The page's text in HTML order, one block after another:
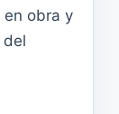
en obra y
del